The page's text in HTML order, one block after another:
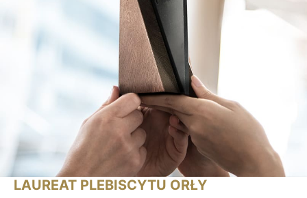
LAUREAT PLEBISCYTU ORŁY